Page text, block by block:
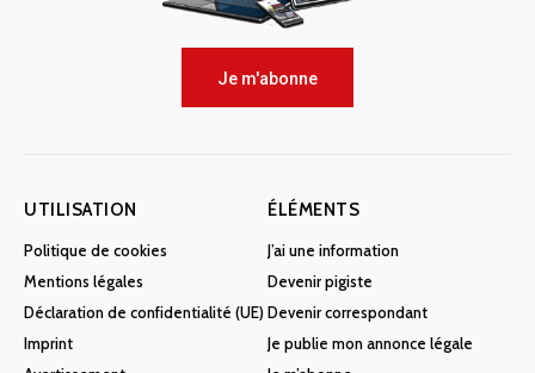
Je m'abonne
UTILISATION
Politique de cookies
Mentions légales
Déclaration de confidentialité (UE)
Imprint
ÉLÉMENTS
J’ai une information
Devenir pigiste
Devenir correspondant
Je publie mon annonce légale